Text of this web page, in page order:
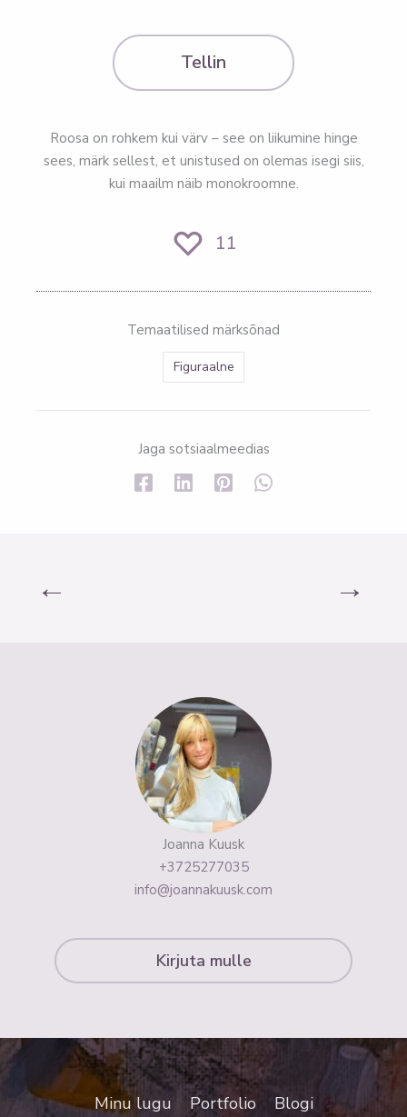
Tellin
Roosa on rohkem kui värv – see on liikumine hinge
sees, märk sellest, et unistused on olemas isegi siis,
kui maailm näib monokroomne.
11
Temaatilised märksõnad
Figuraalne
Jaga sotsiaalmeedias
← →
Joanna Kuusk
+3725277035
info@joannakuusk.com
Kirjuta mulle
Minu lugu Portfolio Blogi